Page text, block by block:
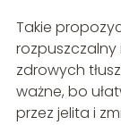
Takie
rozpuszczalny
zdrowych
ważne, bo
przez jelita i